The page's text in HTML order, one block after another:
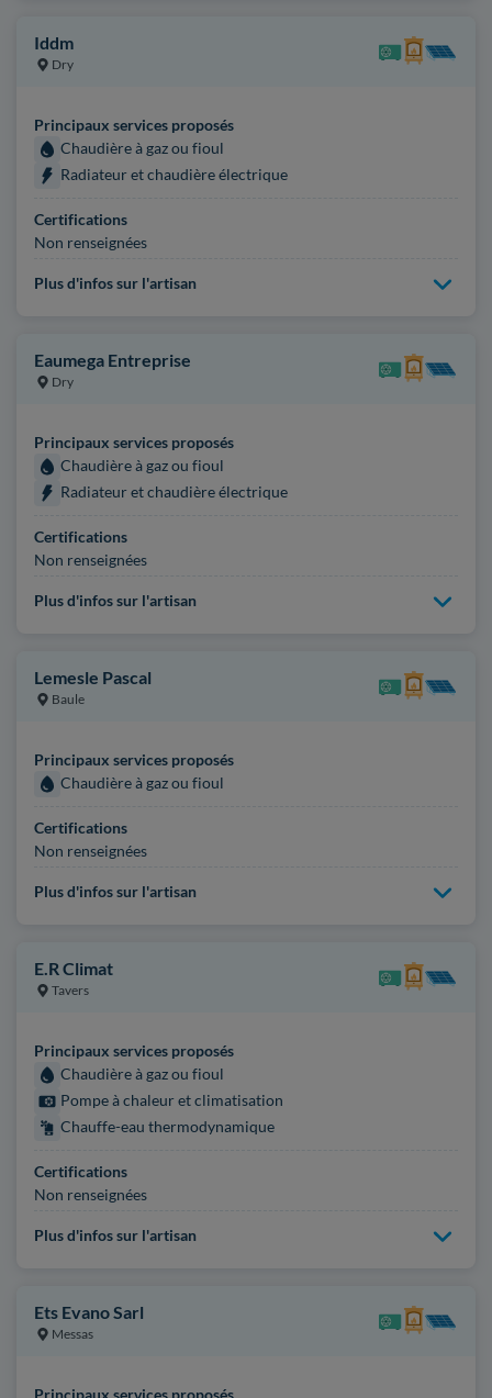
Iddm
Dry
Principaux services proposés
Chaudière à gaz ou fioul
Radiateur et chaudière électrique
Certifications
Non renseignées
Plus d'infos sur l'artisan
Eaumega Entreprise
Dry
Principaux services proposés
Chaudière à gaz ou fioul
Radiateur et chaudière électrique
Certifications
Non renseignées
Plus d'infos sur l'artisan
Lemesle Pascal
Baule
Principaux services proposés
Chaudière à gaz ou fioul
Certifications
Non renseignées
Plus d'infos sur l'artisan
E.R Climat
Tavers
Principaux services proposés
Chaudière à gaz ou fioul
Pompe à chaleur et climatisation
Chauffe-eau thermodynamique
Certifications
Non renseignées
Plus d'infos sur l'artisan
Ets Evano Sarl
Messas
Principaux services proposés